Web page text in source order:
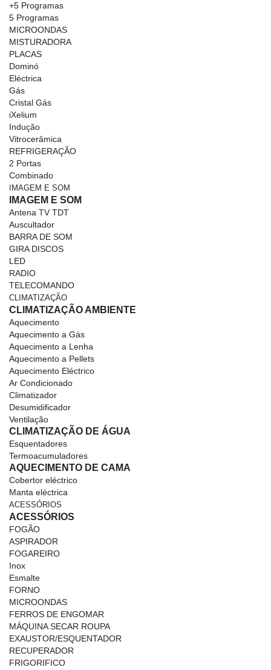
+5 Programas
5 Programas
MICROONDAS
MISTURADORA
PLACAS
Dominó
Eléctrica
Gás
Cristal Gás
iXelium
Indução
Vitrocerâmica
REFRIGERAÇÃO
2 Portas
Combinado
IMAGEM E SOM
IMAGEM E SOM
Antena TV TDT
Auscultador
BARRA DE SOM
GIRA DISCOS
LED
RADIO
TELECOMANDO
CLIMATIZAÇÃO
CLIMATIZAÇÃO AMBIENTE
Aquecimento
Aquecimento a Gás
Aquecimento a Lenha
Aquecimento a Pellets
Aquecimento Eléctrico
Ar Condicionado
Climatizador
Desumidificador
Ventilação
CLIMATIZAÇÃO DE ÁGUA
Esquentadores
Termoacumuladores
AQUECIMENTO DE CAMA
Cobertor eléctrico
Manta eléctrica
ACESSÓRIOS
ACESSÓRIOS
FOGÃO
ASPIRADOR
FOGAREIRO
Inox
Esmalte
FORNO
MICROONDAS
FERROS DE ENGOMAR
MÁQUINA SECAR ROUPA
EXAUSTOR/ESQUENTADOR
RECUPERADOR
FRIGORIFICO